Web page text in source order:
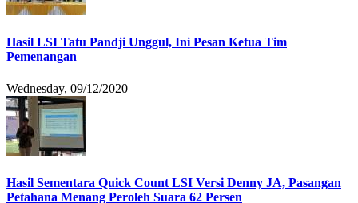
Hasil LSI Tatu Pandji Unggul, Ini Pesan Ketua Tim
Pemenangan
Wednesday, 09/12/2020
Hasil Sementara Quick Count LSI Versi Denny JA, Pasangan
Petahana Menang Peroleh Suara 62 Persen